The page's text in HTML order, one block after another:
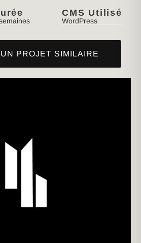
CMS Utilisé
WordPress
PROJET SIMILAIRE